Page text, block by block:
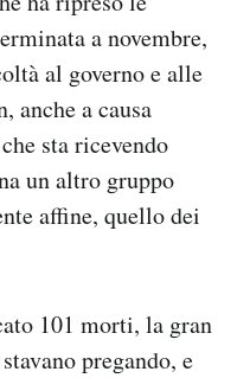
a novembre,
al governo e alle
anche a causa
sta ricevendo
un altro gruppo
affine, quello dei
101 morti, la gran
pregando, e